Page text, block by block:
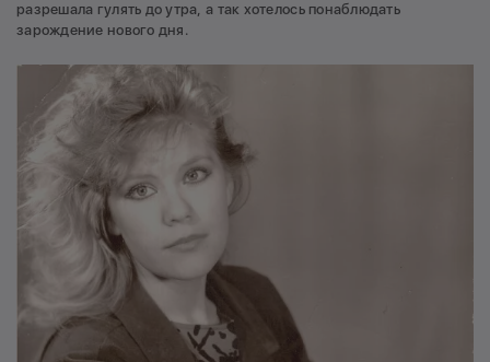
разрешала гулять до утра, а так хотелось понаблюдать
зарождение нового дня.